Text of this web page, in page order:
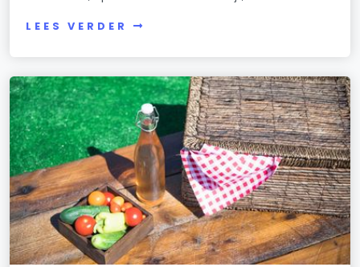
LEES VERDER